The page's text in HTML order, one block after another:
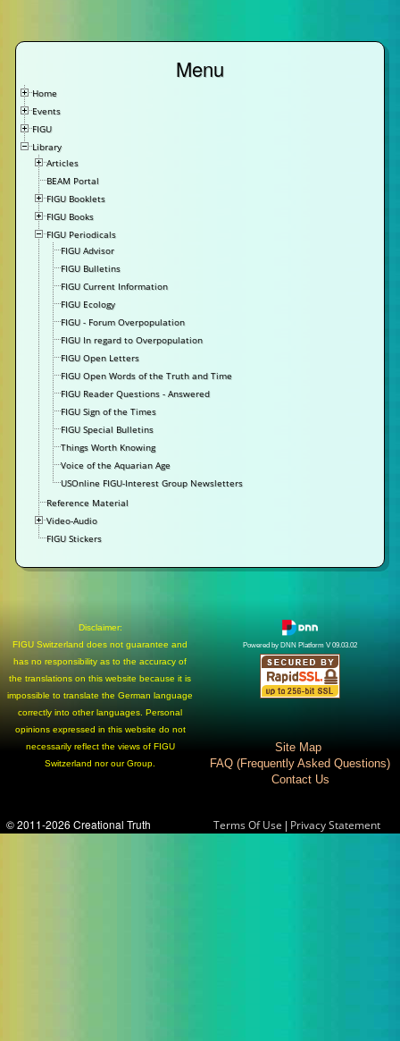
Menu
Home
Events
FIGU
Library
Articles
BEAM Portal
FIGU Booklets
FIGU Books
FIGU Periodicals
FIGU Advisor
FIGU Bulletins
FIGU Current Information
FIGU Ecology
FIGU - Forum Overpopulation
FIGU In regard to Overpopulation
FIGU Open Letters
FIGU Open Words of the Truth and Time
FIGU Reader Questions - Answered
FIGU Sign of the Times
FIGU Special Bulletins
Things Worth Knowing
Voice of the Aquarian Age
USOnline FIGU-Interest Group Newsletters
Reference Material
Video-Audio
FIGU Stickers
Disclaimer:
FIGU Switzerland does not guarantee and
has no responsibility as to the accuracy of
the translations on this website because it is
impossible to translate the German language
correctly into other languages. Personal
opinions expressed in this website do not
necessarily reflect the views of FIGU
Switzerland nor our Group.
Powered by DNN Platform V 09.03.02
Site Map
FAQ (Frequently Asked Questions)
Contact Us
© 2011-2026 Creational Truth Terms Of Use | Privacy Statement